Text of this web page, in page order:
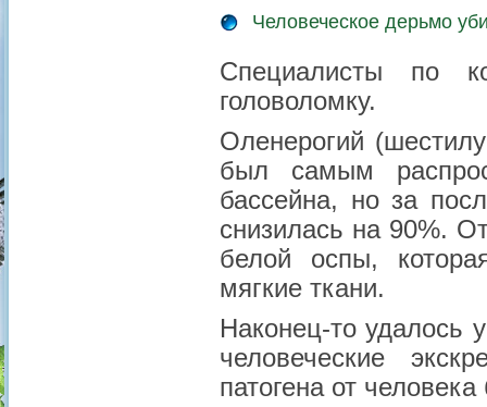
Человеческое дерьмо
Специалисты по
головоломку.
Оленерогий
был самым
бассейна, но за
снизилась на 90%.
белой оспы,
мягкие ткани.
Наконец-то удалось
человеческие
патогена от